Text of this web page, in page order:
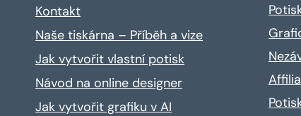
Kontakt
Naše tiskárna – Příběh a vize
Jak vytvořit vlastní potisk
Návod na online designer
Jak vytvořit grafiku v AI